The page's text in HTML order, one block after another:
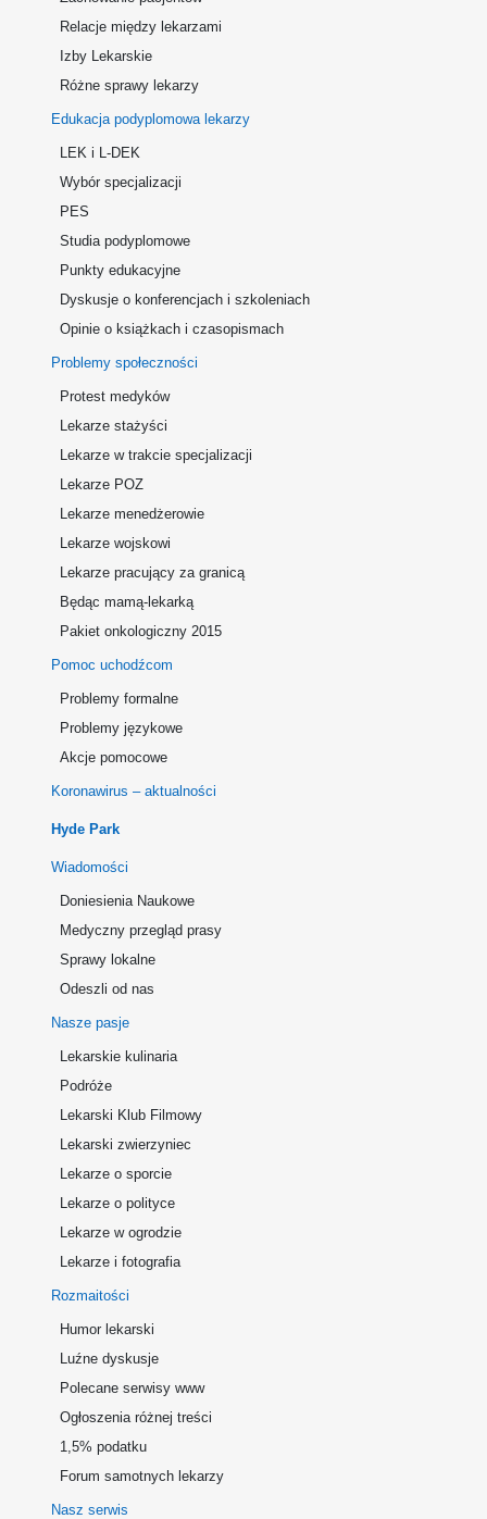
Relacje między lekarzami
Izby Lekarskie
Różne sprawy lekarzy
Edukacja podyplomowa lekarzy
LEK i L-DEK
Wybór specjalizacji
PES
Studia podyplomowe
Punkty edukacyjne
Dyskusje o konferencjach i szkoleniach
Opinie o książkach i czasopismach
Problemy społeczności
Protest medyków
Lekarze stażyści
Lekarze w trakcie specjalizacji
Lekarze POZ
Lekarze menedżerowie
Lekarze wojskowi
Lekarze pracujący za granicą
Będąc mamą-lekarką
Pakiet onkologiczny 2015
Pomoc uchodźcom
Problemy formalne
Problemy językowe
Akcje pomocowe
Koronawirus – aktualności
Hyde Park
Wiadomości
Doniesienia Naukowe
Medyczny przegląd prasy
Sprawy lokalne
Odeszli od nas
Nasze pasje
Lekarskie kulinaria
Podróże
Lekarski Klub Filmowy
Lekarski zwierzyniec
Lekarze o sporcie
Lekarze o polityce
Lekarze w ogrodzie
Lekarze i fotografia
Rozmaitości
Humor lekarski
Luźne dyskusje
Polecane serwisy www
Ogłoszenia różnej treści
1,5% podatku
Forum samotnych lekarzy
Nasz serwis